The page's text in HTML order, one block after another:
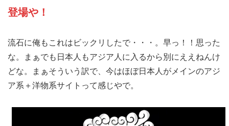
登場や！
流石に俺もこれはビックリしたで・・・。早っ！！思った
な。まぁでも日本人もアジア人に入るから別にええねんけ
どな。まぁそういう訳で、今はほぼ日本人がメインのアジ
ア系＋洋物系サイトって感じやで。